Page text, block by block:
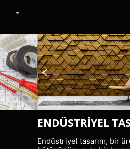
ENDÜSTRİYEL
Endüstriyel tasarım, bir